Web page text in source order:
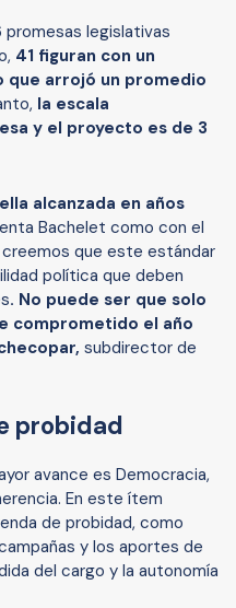
promesas legislativas
41 figuran con un
que arrojó un promedio
la escala
y el proyecto es de 3
alcanzada en años
Bachelet como con el
creemos que este estándar
política que deben
. No puede ser que solo
comprometido el año
subdirector de
probidad
avance es Democracia,
En este ítem
de probidad, como
y los aportes de
del cargo y la autonomía